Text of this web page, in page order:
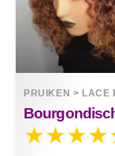
PRUIKEN > LACE